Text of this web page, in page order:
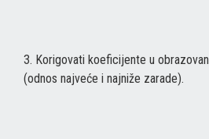
3. Korigovati koeficijente u
(odnos najveće i najniže zarade).